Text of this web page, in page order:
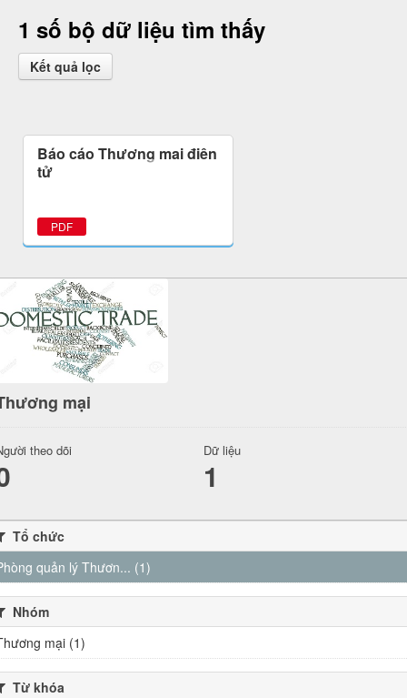
1 số bộ dữ liệu tìm thấy
Kết quả lọc
Báo cáo Thương mại điện
tử
PDF
mại
theo dõi Dữ liệu
1
Tổ chức
quản lý Thươn... (1)
Nhóm
mại (1)
Từ khóa